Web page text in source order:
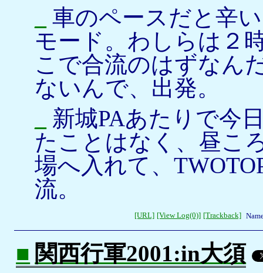
車のペースだと辛
モード。わしらは２
こで合流のはずなん
ないんで、出発。
新城PAあたりで今
たことはなく、昼こ
場へ入れて、
流。
[URL] [View Log(0)] [Trackback]
■ 関西行軍2001:in大須